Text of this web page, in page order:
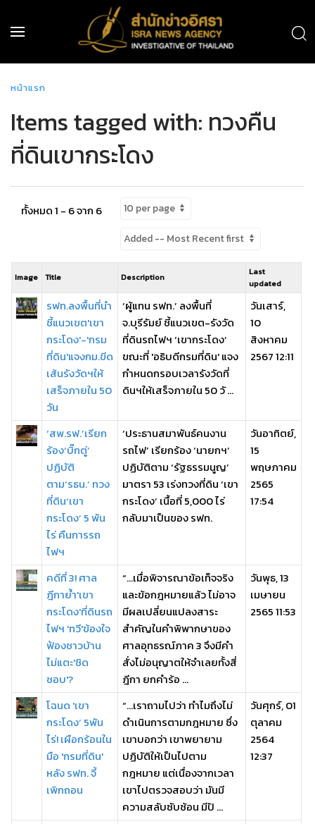
หน้าแรก
Items tagged with: ทวงคืน
ที่ดินเขากระโดง
ทั้งหมด 1 - 6 จาก 6
Image Title Description
Last
updated
รฟท.ลงพื้นที่นำ
ชี้แนวเขต'เขา
กระโดง'-'กรม
ที่ดิน'แจงกม.ขีด
เส้นรังวัดฯให้
เสร็จภายใน 50
วัน
‘ผู้แทน รฟท.’ ลงพื้นที่
จ.บุรีรัมย์ ชี้แนวเขต-รังวัด
ที่ดินรถไฟฯ ‘เขากระโดง’
ขณะที่ 'อธิบดีกรมที่ดิน' แจง
กำหนดกรอบเวลารังวัดที่
ดินฯให้เสร็จภายใน 50 วั ...
วันเสาร์,
10
สิงหาคม
2567 12:11
‘สพ.รฟ.’เรียก
ร้อง‘บิ๊กตู่’
ปฏิบัติ
ตาม‘รธน.’ ทวง
ที่ดิน‘เขา
กระโดง’ 5 พัน
ไร่ คืนการรถ
ไฟฯ
‘ประธานสมาพันธ์คนงาน
รถไฟ’ เรียกร้อง ‘นายกฯ’
ปฏิบัติตาม ‘รัฐธรรมนูญ’
มาตรา 53 เร่งทวงที่ดิน ‘เขา
กระโดง’ เนื้อที่ 5,000 ไร่
กลับมาเป็นของ รฟท.
วันอาทิตย์,
15
พฤษภาคม
2565
17:54
คดีที่ 3! ศาล
ฎีกาย้ำ'เขา
กระโดง'ที่ดินรถ
ไฟฯ 'ทวี'ข้องใจ
ฟ้องชาวบ้าน
ไม่แตะ'ชิด
ชอบ'?
“…เมื่อพิจารณาข้อเท็จจริง
และข้อกฎหมายแล้ว ไม่อาจ
มีผลเปลี่ยนแปลงสาระ
สำคัญในคำพิพากษาของ
ศาลอุทธรณ์ภาค 3 จึงมีคำ
สั่งไม่อนุญาตให้จำเลยทั้งสี่
ฎีกา ยกคำร้อ ...
วันพุธ, 13
เมษายน
2565 11:53
โฉนด 'เขา
กระโดง’ 5พัน
ไร่! เผือกร้อนใน
มือ 'กรมที่ดิน'
หลัง รฟท. จี้
เพิกถอน
“…เราถามไปว่า ทำไมถึงไม่
ดำเนินการตามกฎหมาย ซึ่ง
เขาบอกว่า เขาพยายาม
ปฏิบัติให้เป็นไปตาม
กฎหมาย แต่เนื่องจากเวลา
เขาไปตรวจสอบว่า มันมี
ความสลับซับซ้อน มีปั ...
วันศุกร์, 01
ตุลาคม
2564
12:37